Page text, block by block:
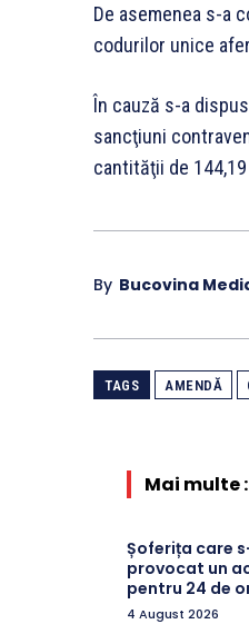
De asemenea s-a
codurilor unice
În cauză s-a
sancţiuni
cantităţii de
By Bucovina
TAGS AMENDĂ
Mai multe :
Șoferița care
provocat un
pentru 24 de
4 August 2026